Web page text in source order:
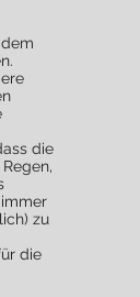
die
zu
die